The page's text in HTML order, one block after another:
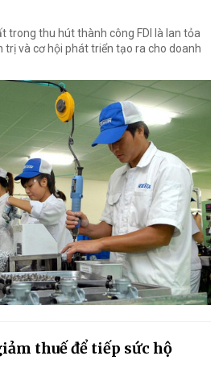
trong thu hút thành công FDI là lan tỏa
trị và cơ hội phát triển tạo ra cho doanh
thuế để tiếp sức hộ